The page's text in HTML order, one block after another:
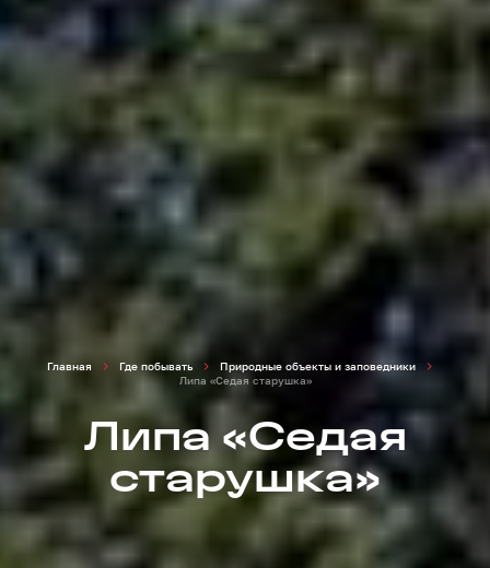
Главная Где побывать
Природные объекты и заповедники
Липа «Седая старушка»
Липа «Седая
старушка»